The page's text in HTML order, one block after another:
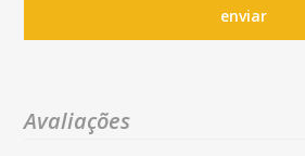
enviar
Avaliações